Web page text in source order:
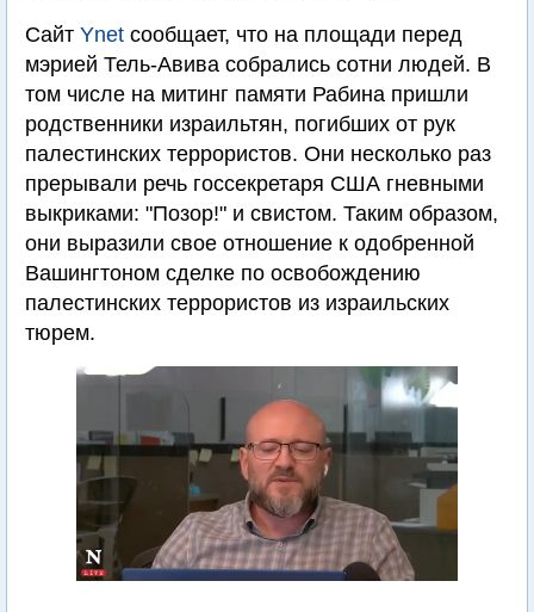
Сайт Ynet сообщает, что на площади перед
мэрией Тель-Авива собрались сотни людей. В
том числе на митинг памяти Рабина пришли
родственники израильтян, погибших от рук
палестинских террористов. Они несколько раз
прерывали речь госсекретаря США гневными
выкриками: "Позор!" и свистом. Таким образом,
они выразили свое отношение к одобренной
Вашингтоном сделке по освобождению
палестинских террористов из израильских
тюрем.